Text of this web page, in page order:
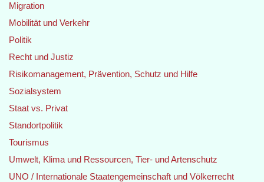
Migration
Mobilität und Verkehr
Politik
Recht und Justiz
Risikomanagement, Prävention, Schutz und Hilfe
Sozialsystem
Staat vs. Privat
Standortpolitik
Tourismus
Umwelt, Klima und Ressourcen, Tier- und Artenschutz
UNO / Internationale Staatengemeinschaft und Völkerrecht